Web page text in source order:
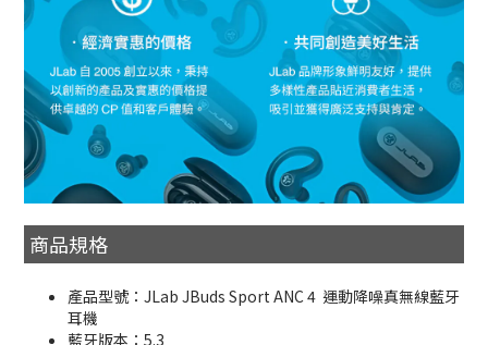
商品規格
產品型號：JLab JBuds Sport ANC 4 運動降噪真無線藍牙
耳機
藍牙版本：5.3